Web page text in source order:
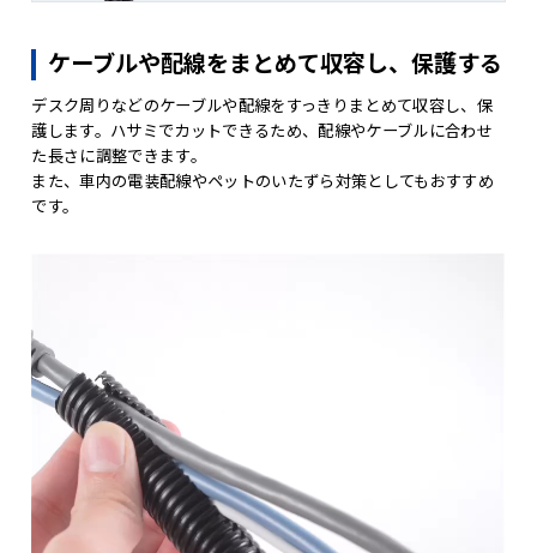
ケーブルや配線をまとめて収容し、保護する
デスク周りなどのケーブルや配線をすっきりまとめて収容し、保
護します。ハサミでカットできるため、配線やケーブルに合わせ
た長さに調整できます。
また、車内の電装配線やペットのいたずら対策としてもおすすめ
です。